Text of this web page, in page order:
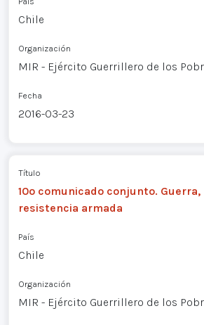
Chile
Organización
MIR - Ejército Guerrillero de los
Fecha
2016-03-23
Título
10º comunicado conjunto. Guerra,
resistencia armada
País
Chile
Organización
MIR - Ejército Guerrillero de los